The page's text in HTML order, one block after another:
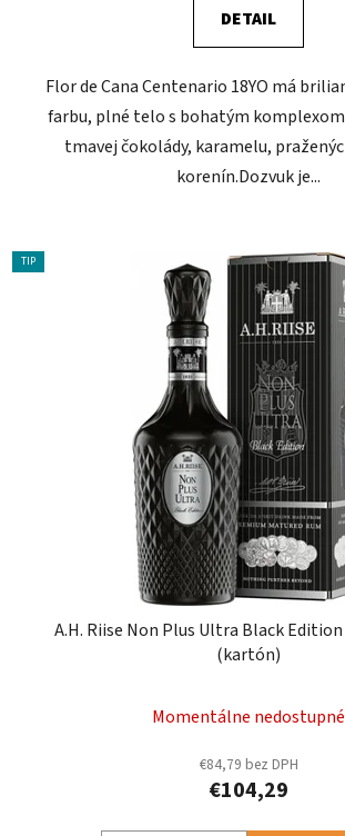
DETAIL
Flor de Cana Centenario 18YO má
farbu, plné telo s bohatým
tmavej čokolády, karamelu,
korenín.Dozvuk je...
TIP
A.H. Riise Non Plus Ultra Black Edition
(kartón)
Momentálne nedostupné
€84,79 bez DPH
€104,29